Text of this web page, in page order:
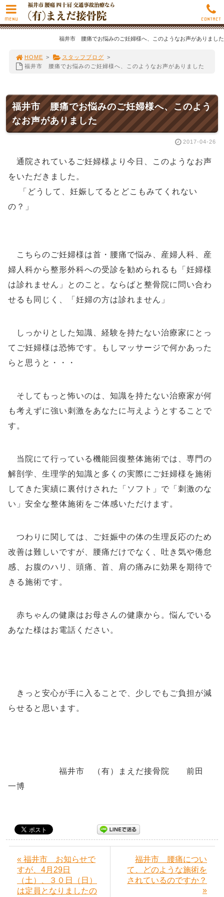
福井市 腰痛でお悩みのご妊婦様へ、このようなお声がありました
HOME > スタッフブログ >
福井市 腰痛でお悩みのご妊婦様へ、このようなお声がありました
福井市 腰痛でお悩みのご妊婦様へ、このよう
なお声がありました
2017-04-26
通院されているご妊婦様より今日、このようなお声
をいただきました。
「どうして、妊娠してるとどこもみてくれない
の？」
こちらのご妊婦様は首・腰痛で悩み、産婦人科、産
婦人科から整形外科への受診を勧められるも「妊婦様
は診れません」とのこと。ならばと整骨院に問い合わ
せるも同じく、「妊婦の方は診れません」
しっかりとした知識、経験を持たない治療家にとっ
てご妊婦様は恐怖です。もしマッサージで何かあった
らと思うと・・・
そしてもっと怖いのは、知識を持たない治療家が何
も考えずに強い刺激をあなたに与えようとすることで
す。
当院にて行っている機能回復整体施術では、専門の
解剖学、生理学的知識と多くの実際にご妊婦様を施術
してきた実績に裏付けされた「ソフト」で「刺激のな
い」安全な整体施術をご体感いただけます。
つわりに関しては、ご妊娠中の体の生理反応のため
改善は難しいですが、腰痛だけでなく、吐き気や倦怠
感、お腹のハリ、頭痛、首、肩の痛みに効果を期待で
きる施術です。
赤ちゃんの健康はお母さんの健康から。悩んでいる
あなた様はお電話ください。
きっと安心が手に入ることで、少しでもご負担が減
らせると思います。
福井市 （有）まえだ接骨院 前田
一博
« 福井市 お知らせで
すが、4月29日
（土）、３０日（日）
は定員となりましたの
福井市 腰痛につい
て、どのような施術を
されているのですか？
»
MENU CONTACT